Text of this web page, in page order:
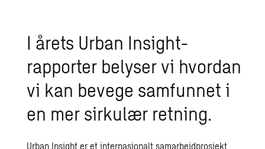
I årets Urban Insight-
rapporter belyser vi hvordan
vi kan bevege samfunnet i
en mer sirkulær retning.
Urban Insight er et internasjonalt samarbeidprosjekt